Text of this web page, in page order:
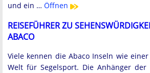
und ein … Öffnen
REISEFÜHRER ZU
ABACO
Viele kennen die Abaco Inseln wie
Welt für Segelsport. Die Anhänger der